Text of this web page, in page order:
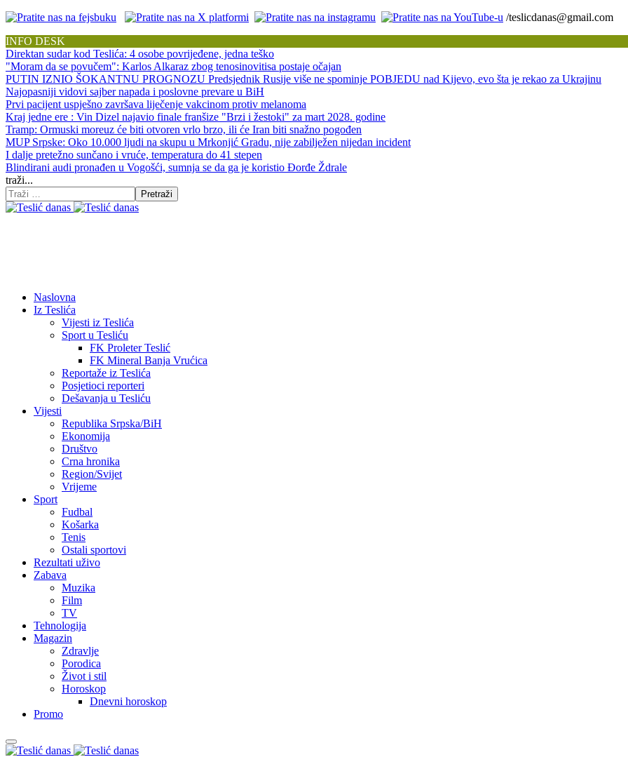
/teslicdanas@gmail.com
INFO DESK
Direktan sudar kod Teslića: 4 osobe povrijeđene, jedna teško
"Moram da se povučem": Karlos Alkaraz zbog tenosinovitisa postaje očajan
PUTIN IZNIO ŠOKANTNU PROGNOZU Predsjednik Rusije više ne spominje POBJEDU nad Kijevo, evo šta je rekao za Ukrajinu
Najopasniji vidovi sajber napada i poslovne prevare u BiH
Prvi pacijent uspješno završava liječenje vakcinom protiv melanoma
Kraj jedne ere : Vin Dizel najavio finale franšize "Brzi i žestoki" za mart 2028. godine
Tramp: Ormuski moreuz će biti otvoren vrlo brzo, ili će Iran biti snažno pogođen
MUP Srpske: Oko 10.000 ljudi na skupu u Mrkonjić Gradu, nije zabilježen nijedan incident
I dalje pretežno sunčano i vruće, temperatura do 41 stepen
Blindirani audi pronađen u Vogošći, sumnja se da ga je koristio Đorđe Ždrale
traži...
Pretraži
Naslovna
Iz Teslića
Vijesti iz Teslića
Sport u Tesliću
FK Proleter Teslić
FK Mineral Banja Vrućica
Reportaže iz Teslića
Posjetioci reporteri
Dešavanja u Tesliću
Vijesti
Republika Srpska/BiH
Ekonomija
Društvo
Crna hronika
Region/Svijet
Vrijeme
Sport
Fudbal
Košarka
Tenis
Ostali sportovi
Rezultati uživo
Zabava
Muzika
Film
TV
Tehnologija
Magazin
Zdravlje
Porodica
Život i stil
Horoskop
Dnevni horoskop
Promo